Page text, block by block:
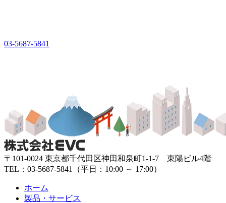
03-5687-5841
〒101-0024 東京都千代田区神田和泉町1-1-7 東陽ビル4階
TEL：03-5687-5841（平日：10:00 ～ 17:00）
ホーム
製品・サービス